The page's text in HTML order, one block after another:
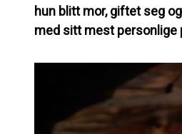
hun blitt mor, giftet seg
med sitt mest personlige